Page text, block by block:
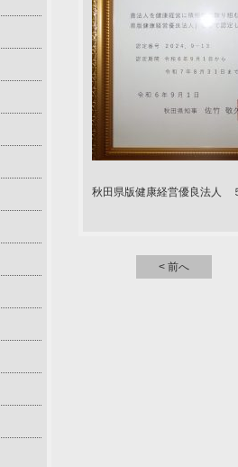
秋田県版健康経営優良法人
< 前へ